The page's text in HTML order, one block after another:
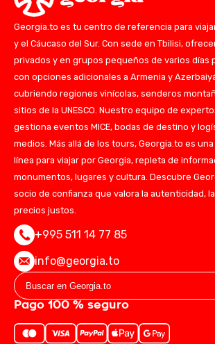
Georgia.to es tu centro de referencia para
y el Cáucaso del Sur. Con sede en Tbilisi,
privados y en grupos pequeños de varios días
con opciones adicionales a Armenia y
cubriendo regiones vinícolas, senderos
sitios de la UNESCO. Nuestro equipo de
gestiona eventos MICE, bodas de destino y
medios. Más allá de los tours, Georgia.to es
línea para viajar por Georgia, repleta de
monumentos, lugares y cultura. Descubre
socio de confianza que valora la autenticidad,
precios justos.
+995 511 14 77 85
info@georgia.to
Pago 100 % seguro